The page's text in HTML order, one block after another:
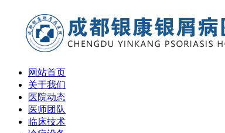
网站首页
关于我们
医院动态
医师团队
临床技术